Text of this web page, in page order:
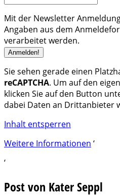
Mit der Newsletter
Angaben aus dem
verarbeitet werden.
Sie sehen gerade einen
reCAPTCHA. Um auf den
klicken Sie auf den Button
dabei Daten an Drittanbieter
Inhalt entsperren
Weitere Informationen ‘
‘
Post von Kater Seppl